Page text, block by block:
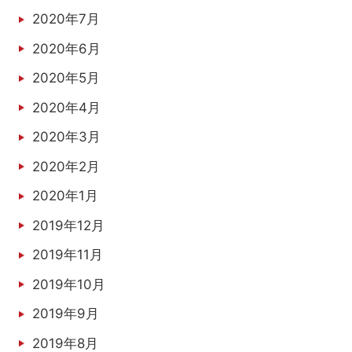
2020年7月
2020年6月
2020年5月
2020年4月
2020年3月
2020年2月
2020年1月
2019年12月
2019年11月
2019年10月
2019年9月
2019年8月